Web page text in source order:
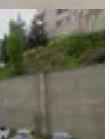
Mahallesi
08.08.2026